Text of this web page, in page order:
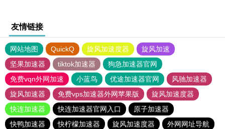
友情链接
网站地图 QuickQ 旋风加速度器
旋风加速
坚果加速器
tiktok加速器
狗急加速器官网
免费vqn外网加速
小蓝鸟 优途加速器官网
风驰加速器
旋风加速器
免费vps加速器外网苹果版
旋风加速度器
快连加速器
快连加速器官网入口
原子加速器
快鸭加速器
快柠檬加速器 旋风加速度器 外网网址导航